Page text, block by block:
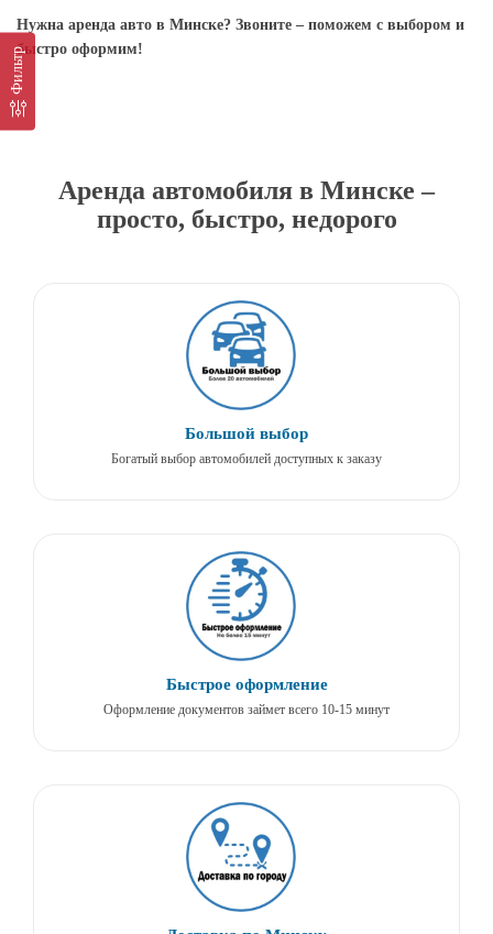
Фильтр
Нужна аренда авто в Минске? Звоните – поможем с выбором и
быстро оформим!
Аренда автомобиля в Минске –
просто, быстро, недорого
Большой выбор
Богатый выбор автомобилей доступных к заказу
Быстрое оформление
Оформление документов займет всего 10-15 минут